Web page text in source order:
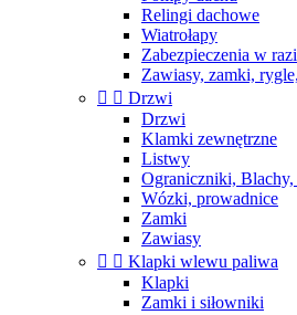
Relingi dachowe
Wiatrołapy
Zabezpieczenia w
Zawiasy, zamki,
  Drzwi
Drzwi
Klamki zewnętrzne
Listwy
Ograniczniki, Blachy,
Wózki, prowadnice
Zamki
Zawiasy
  Klapki wlewu paliwa
Klapki
Zamki i siłowniki